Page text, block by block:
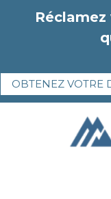
OBTENEZ VOTRE